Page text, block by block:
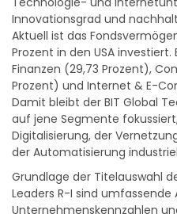
Innovationsgrad und
Aktuell ist das
Prozent in den USA
Finanzen (29,73 Prozent),
Prozent) und Internet & E-
Damit bleibt der BIT Global
auf jene Segmente
Digitalisierung, der
der Automatisierung
Grundlage der Titelauswahl
Leaders R-I sind
Unternehmenskennzahlen